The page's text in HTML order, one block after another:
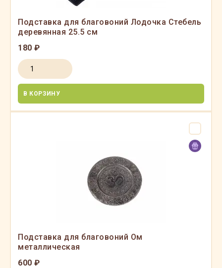
Подставка для благовоний Лодочка Стебель
деревянная 25.5 см
180 ₽
В КОРЗИНУ
Подставка для благовоний Ом
металлическая
600 ₽